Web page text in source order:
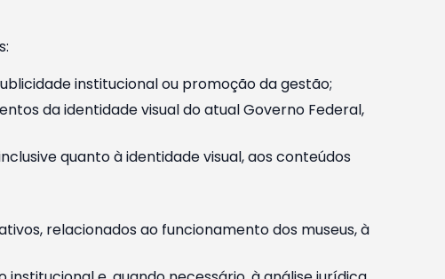
institucional ou promoção da gestão;
da identidade visual do atual Governo Federal,
quanto à identidade visual, aos conteúdos
relacionados ao funcionamento dos museus, à